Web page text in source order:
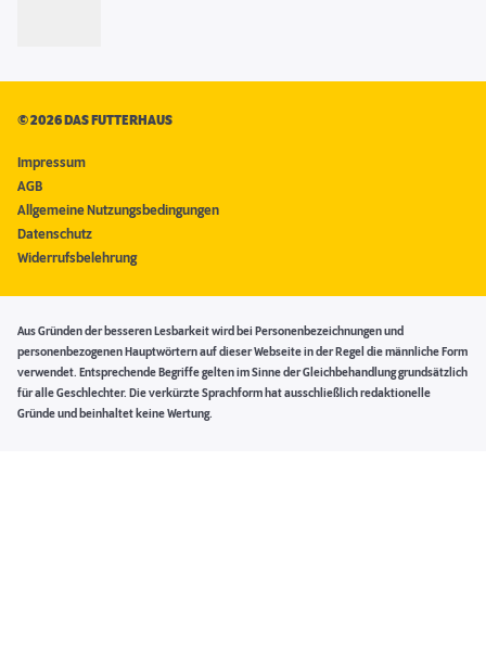
©2026 DAS FUTTERHAUS
Impressum
AGB
Allgemeine Nutzungsbedingungen
Datenschutz
Widerrufsbelehrung
Aus Gründen der besseren Lesbarkeit wird bei Personenbezeichnungen und
personenbezogenen Hauptwörtern auf dieser Webseite in der Regel die männliche Form
verwendet. Entsprechende Begriffe gelten im Sinne der Gleichbehandlung grundsätzlich
für alle Geschlechter. Die verkürzte Sprachform hat ausschließlich redaktionelle
Gründe und beinhaltet keine Wertung.